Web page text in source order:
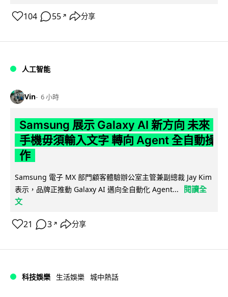
104 55 ↗ 分享
人工智能
Vin 6 小時
Samsung 展示 Galaxy AI 新方向 未來
手機毋須輸入文字 轉向 Agent 全自動操
作
Samsung 電子 MX 部門顧客體驗辦公室主管兼副總裁 Jay Kim
表示，品牌正推動 Galaxy AI 邁向全自動化 Agent...
閱讀全
文
21 3 ↗ 分享
科技娛樂 生活娛樂 城中熱話